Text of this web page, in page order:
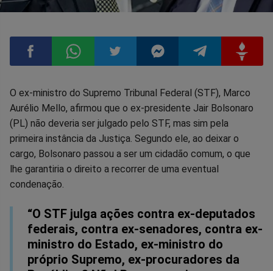
Compartilhar
no
Facebook
Compartilhar
no
Whatsapp
Compartilhar
no
Twitter
Compartilhar
no
Messenger
Compartilhar
no
TelegramGettr
O ex-ministro do Supremo Tribunal Federal (STF), Marco
Aurélio Mello, afirmou que o ex-presidente Jair Bolsonaro
(PL) não deveria ser julgado pelo STF, mas sim pela
primeira instância da Justiça. Segundo ele, ao deixar o
cargo, Bolsonaro passou a ser um cidadão comum, o que
lhe garantiria o direito a recorrer de uma eventual
condenação.
“O STF julga ações contra ex-deputados
federais, contra ex-senadores, contra ex-
ministro do Estado, ex-ministro do
próprio Supremo, ex-procuradores da